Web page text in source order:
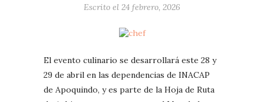
Escrito el 24 febrero, 2026
El evento culinario se desarrollará este 28 y
29 de abril en las dependencias de INACAP
de Apoquindo, y es parte de la Hoja de Ruta